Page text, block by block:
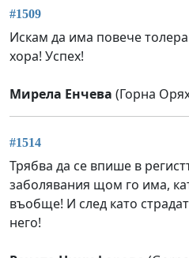
#1509
Искам да има повече
хора! Успех!
Мирела Енчева (Горна
#1514
Трябва да се впише в
заболявания щом го има,
въобще! И след като
него!